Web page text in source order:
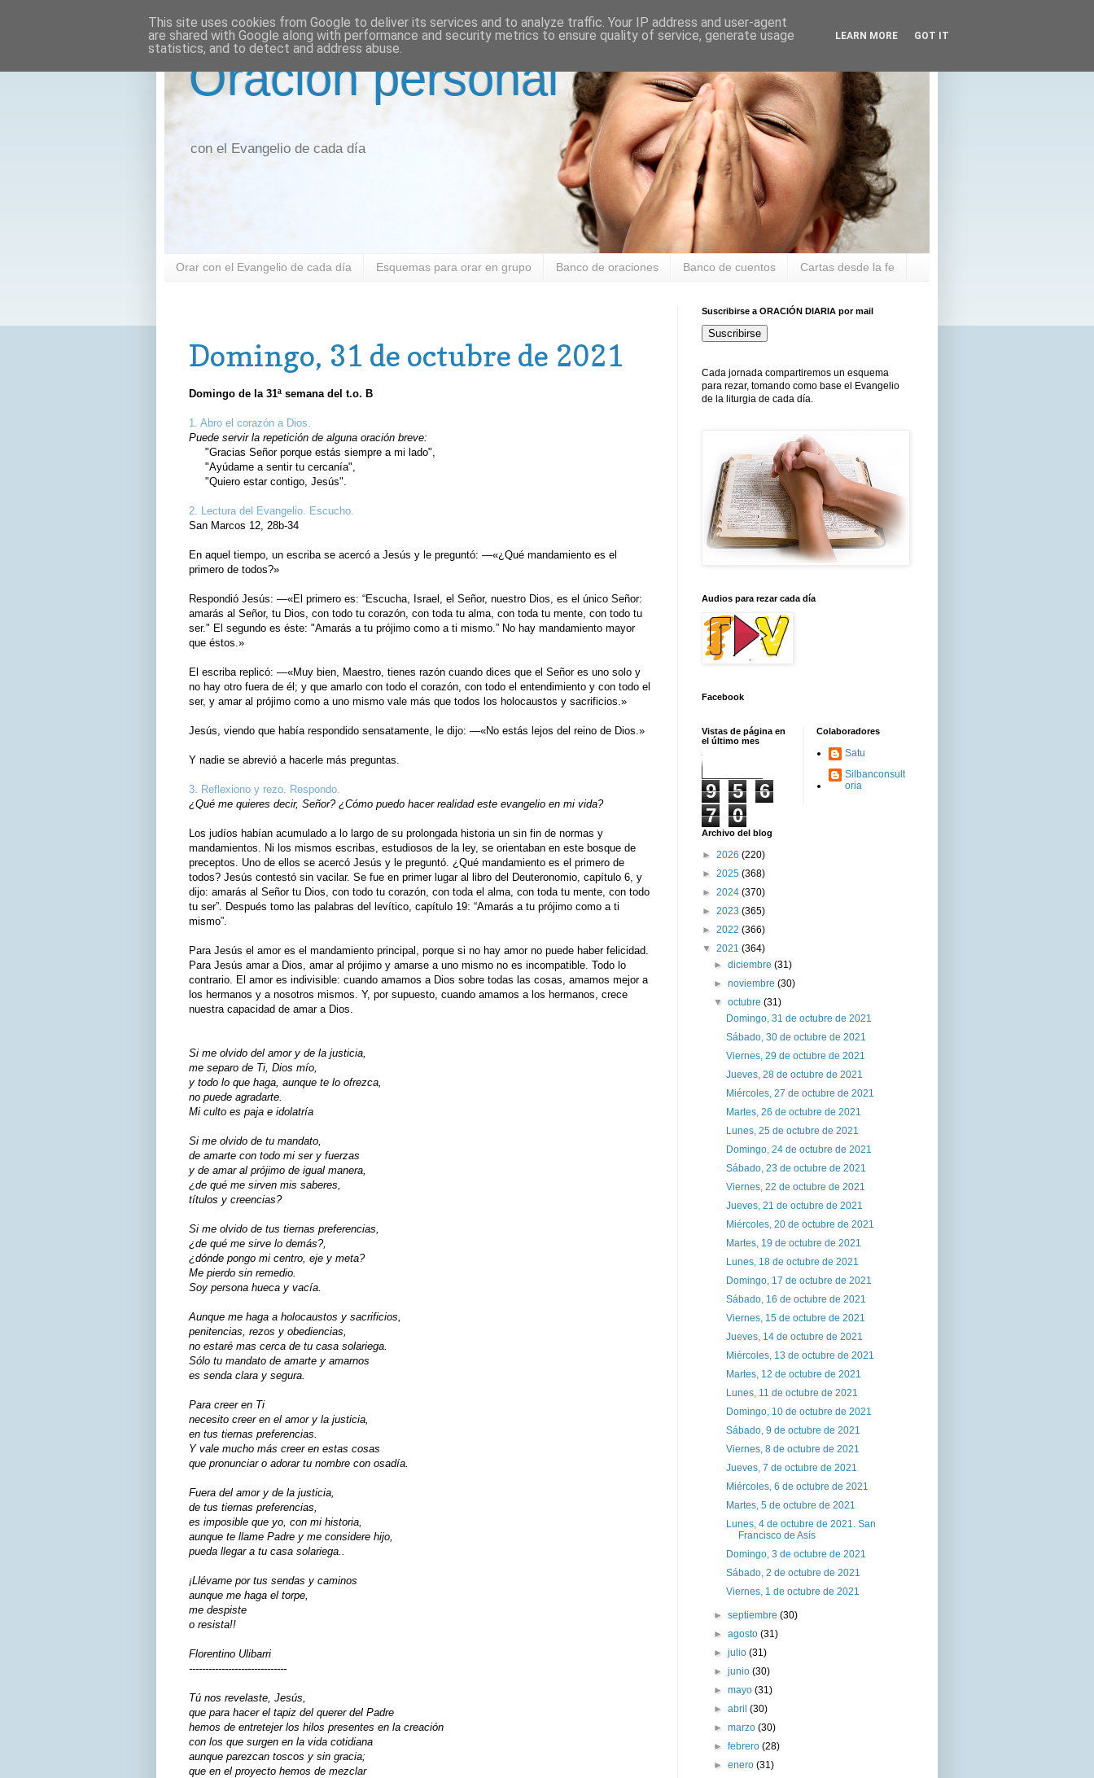
Oración personal
con el Evangelio de cada día
Orar con el Evangelio de cada día Esquemas para orar en grupo Banco de oraciones Banco de cuentos Cartas desde la fe
Domingo, 31 de octubre de 2021
Domingo de la 31ª semana del t.o. B
1. Abro el corazón a Dios.
Puede servir la repetición de alguna oración breve:
"Gracias Señor porque estás siempre a mi lado",
"Ayúdame a sentir tu cercanía",
"Quiero estar contigo, Jesús".
2. Lectura del Evangelio. Escucho.
San Marcos 12, 28b‑34
En aquel tiempo, un escriba se acercó a Jesús y le preguntó: —«¿Qué mandamiento es el
primero de todos?»
Respondió Jesús: —«El primero es: “Escucha, Israel, el Señor, nuestro Dios, es el único Señor:
amarás al Señor, tu Dios, con todo tu corazón, con toda tu alma, con toda tu mente, con todo tu
ser." El segundo es éste: "Amarás a tu prójimo como a ti mismo.” No hay mandamiento mayor
que éstos.»
El escriba replicó: —«Muy bien, Maestro, tienes razón cuando dices que el Señor es uno solo y
no hay otro fuera de él; y que amarlo con todo el corazón, con todo el entendimiento y con todo el
ser, y amar al prójimo como a uno mismo vale más que todos los holocaustos y sacrificios.»
Jesús, viendo que había respondido sensatamente, le dijo: —«No estás lejos del reino de Dios.»
Y nadie se abrevió a hacerle más preguntas.
3. Reflexiono y rezo. Respondo.
¿Qué me quieres decir, Señor? ¿Cómo puedo hacer realidad este evangelio en mi vida?
Los judíos habían acumulado a lo largo de su prolongada historia un sin fin de normas y
mandamientos. Ni los mismos escribas, estudiosos de la ley, se orientaban en este bosque de
preceptos. Uno de ellos se acercó Jesús y le preguntó. ¿Qué mandamiento es el primero de
todos? Jesús contestó sin vacilar. Se fue en primer lugar al libro del Deuteronomio, capítulo 6, y
dijo: amarás al Señor tu Dios, con todo tu corazón, con toda el alma, con toda tu mente, con todo
tu ser”. Después tomo las palabras del levítico, capítulo 19: “Amarás a tu prójimo como a ti
mismo”.
Para Jesús el amor es el mandamiento principal, porque si no hay amor no puede haber felicidad.
Para Jesús amar a Dios, amar al prójimo y amarse a uno mismo no es incompatible. Todo lo
contrario. El amor es indivisible: cuando amamos a Dios sobre todas las cosas, amamos mejor a
los hermanos y a nosotros mismos. Y, por supuesto, cuando amamos a los hermanos, crece
nuestra capacidad de amar a Dios.
Si me olvido del amor y de la justicia,
me separo de Ti, Dios mío,
y todo lo que haga, aunque te lo ofrezca,
no puede agradarte.
Mi culto es paja e idolatría
Si me olvido de tu mandato,
de amarte con todo mi ser y fuerzas
y de amar al prójimo de igual manera,
¿de qué me sirven mis saberes,
títulos y creencias?
Si me olvido de tus tiernas preferencias,
¿de qué me sirve lo demás?,
¿dónde pongo mi centro, eje y meta?
Me pierdo sin remedio.
Soy persona hueca y vacía.
Aunque me haga a holocaustos y sacrificios,
penitencias, rezos y obediencias,
no estaré mas cerca de tu casa solariega.
Sólo tu mandato de amarte y amarnos
es senda clara y segura.
Para creer en Ti
necesito creer en el amor y la justicia,
en tus tiernas preferencias.
Y vale mucho más creer en estas cosas
que pronunciar o adorar tu nombre con osadía.
Fuera del amor y de la justicia,
de tus tiernas preferencias,
es imposible que yo, con mi historia,
aunque te llame Padre y me considere hijo,
pueda llegar a tu casa solariega..
¡Llévame por tus sendas y caminos
aunque me haga el torpe,
me despiste
o resista!!
Florentino Ulibarri
------------------------------
Tú nos revelaste, Jesús,
que para hacer el tapiz del querer del Padre
hemos de entretejer los hilos presentes en la creación
con los que surgen en la vida cotidiana
aunque parezcan toscos y sin gracia;
que en el proyecto hemos de mezclar
Suscribirse a ORACIÓN DIARIA por mail
Suscribirse
Cada jornada compartiremos un esquema
para rezar, tomando como base el Evangelio
de la liturgia de cada día.
Audios para rezar cada día
Facebook
Vistas de página en
el último mes
9 5
6
7
0
Colaboradores
Satu
Silbanconsult
oria
Archivo del blog
► 2026 (220)
► 2025 (368)
► 2024 (370)
► 2023 (365)
► 2022 (366)
▼ 2021 (364)
►diciembre(31)
►noviembre(30)
▼octubre(31)
Domingo, 31 de octubre de 2021
Sábado, 30 de octubre de 2021
Viernes, 29 de octubre de 2021
Jueves, 28 de octubre de 2021
Miércoles, 27 de octubre de 2021
Martes, 26 de octubre de 2021
Lunes, 25 de octubre de 2021
Domingo, 24 de octubre de 2021
Sábado, 23 de octubre de 2021
Viernes, 22 de octubre de 2021
Jueves, 21 de octubre de 2021
Miércoles, 20 de octubre de 2021
Martes, 19 de octubre de 2021
Lunes, 18 de octubre de 2021
Domingo, 17 de octubre de 2021
Sábado, 16 de octubre de 2021
Viernes, 15 de octubre de 2021
Jueves, 14 de octubre de 2021
Miércoles, 13 de octubre de 2021
Martes, 12 de octubre de 2021
Lunes, 11 de octubre de 2021
Domingo, 10 de octubre de 2021
Sábado, 9 de octubre de 2021
Viernes, 8 de octubre de 2021
Jueves, 7 de octubre de 2021
Miércoles, 6 de octubre de 2021
Martes, 5 de octubre de 2021
Lunes, 4 de octubre de 2021. San
Francisco de Asís
Domingo, 3 de octubre de 2021
Sábado, 2 de octubre de 2021
Viernes, 1 de octubre de 2021
►septiembre(30)
►agosto(31)
►julio(31)
►junio(30)
►mayo(31)
►abril(30)
►marzo(30)
►febrero(28)
►enero(31)
This site uses cookies from Google to deliver its services and to analyze traffic. Your IP address and user-agent
are shared with Google along with performance and security metrics to ensure quality of service, generate usage
statistics, and to detect and address abuse.
LEARN MORE GOT IT